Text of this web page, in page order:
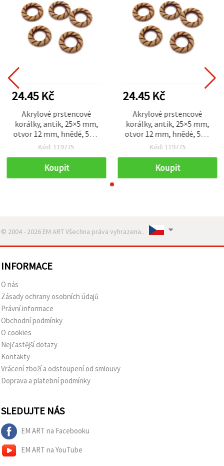
24.45 Kč
Akrylové prstencové
korálky, antik, 25×5 mm,
otvor 12 mm, hnědé, 50 g
(~38 ks)
Kód: 119775
Koupit
24.45 Kč
Akrylové prstencové
korálky, antik, 25×5 mm,
otvor 12 mm, hnědé, 50 g
(~38 ks)
Kód: 119775
Koupit
© 2004 - 2026 EM ART Všechna práva vyhrazena..
INFORMACE
O nás
Zásady ochrany osobních údajů
Právní informace
Obchodní podmínky
O cookies
Nejčastější dotazy
Kontakty
Vrácení zboží a odstoupení od smlouvy
Doprava a platební podmínky
SLEDUJTE NÁS
EM ART na Facebooku
EM ART na YouTube